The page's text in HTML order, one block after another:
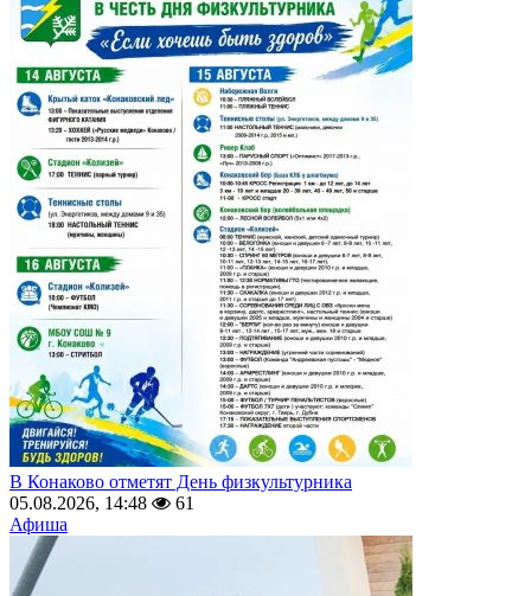
В Конаково отметят День физкультурника
05.08.2026, 14:48
61
Афиша